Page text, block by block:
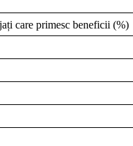
care primesc beneficii (%)